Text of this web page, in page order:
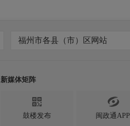
福州市各县（市）区网站
新媒体矩阵

鼓楼发布

闽政通APP